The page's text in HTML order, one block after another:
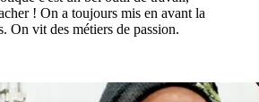
! On a toujours mis en avant la
On vit des métiers de passion.